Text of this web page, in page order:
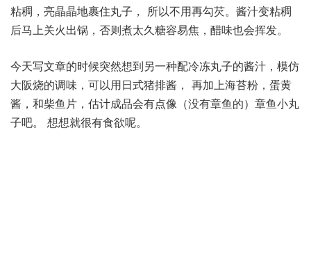
粘稠，亮晶晶地裹住丸子， 所以不用再勾芡。酱汁变粘稠
后马上关火出锅，否则煮太久糖容易焦，醋味也会挥发。
今天写文章的时候突然想到另一种配冷冻丸子的酱汁，模仿
大阪烧的调味，可以用日式猪排酱， 再加上海苔粉，蛋黄
酱，和柴鱼片，估计成品会有点像（没有章鱼的）章鱼小丸
子吧。 想想就很有食欲呢。